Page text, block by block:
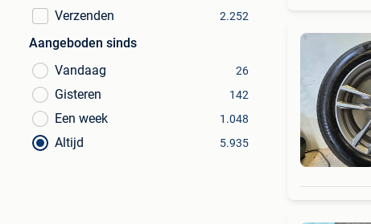
Verzenden 2.252
Aangeboden sinds
Vandaag
26
Gisteren 142
Een week 1.048
Altijd 5.935